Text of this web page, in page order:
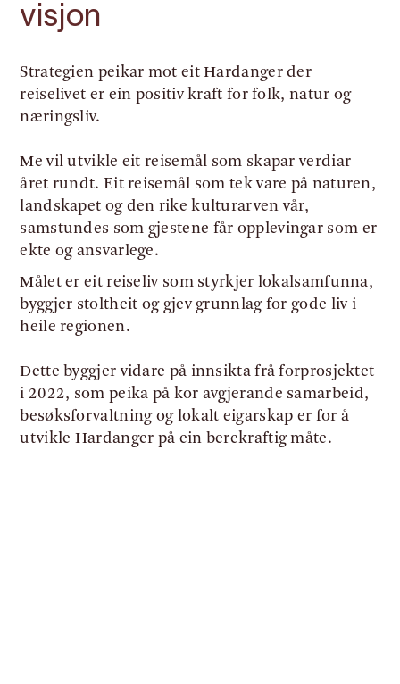
visjon
Strategien peikar mot eit Hardanger der
reiselivet er ein positiv kraft for folk, natur og
næringsliv.
Me vil utvikle eit reisemål som skapar verdiar
året rundt. Eit reisemål som tek vare på naturen,
landskapet og den rike kulturarven vår,
samstundes som gjestene får opplevingar som er
ekte og ansvarlege.
Målet er eit reiseliv som styrkjer lokalsamfunna,
byggjer stoltheit og gjev grunnlag for gode liv i
heile regionen.
Dette byggjer vidare på innsikta frå forprosjektet
i 2022, som peika på kor avgjerande samarbeid,
besøksforvaltning og lokalt eigarskap er for å
utvikle Hardanger på ein berekraftig måte.